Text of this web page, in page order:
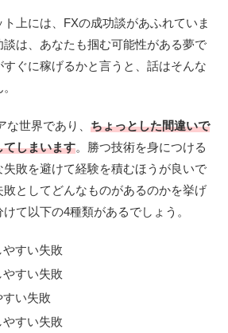
上には、FXの成功談があふれていま
は、あなたも掴む可能性がある夢で
ぐに稼げるかと言うと、話はそんな
世界であり、 ちょっとした間違いで
てしまいます。勝つ技術を身につける
失敗を避けて経験を積むほうが良いで
としてどんなものがあるのかを挙げ
て以下の4種類があるでしょう。
すい失敗
すい失敗
い失敗
すい失敗